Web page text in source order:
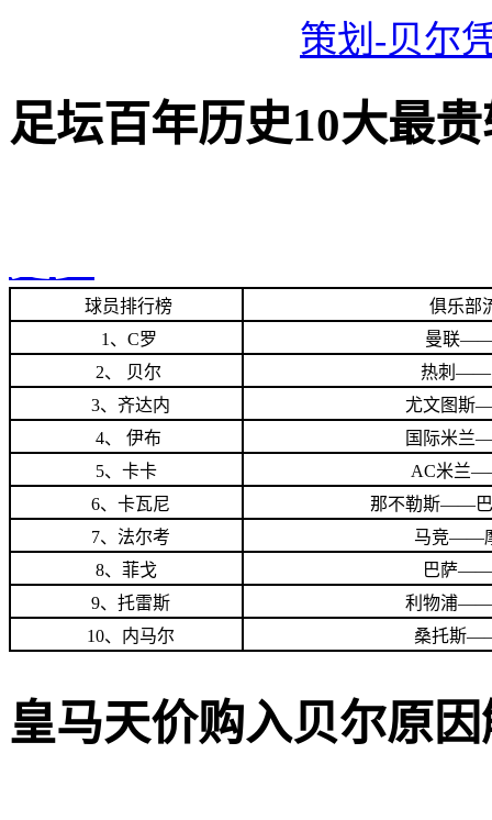
策划-贝尔
足坛百年历史10大最
球员排行榜
俱乐部
1、C罗
曼联
2、 贝尔
热刺——
3、齐达内
尤文图斯
4、 伊布
国际米兰
5、卡卡
AC米兰
6、卡瓦尼
那不勒斯——巴
7、法尔考
马竞——
8、菲戈
巴萨——
9、托雷斯
利物浦——
10、内马尔
桑托斯
皇马天价购入贝尔原